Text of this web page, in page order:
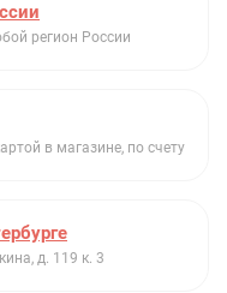
регион России
в магазине, по счету
д. 119 к. 3